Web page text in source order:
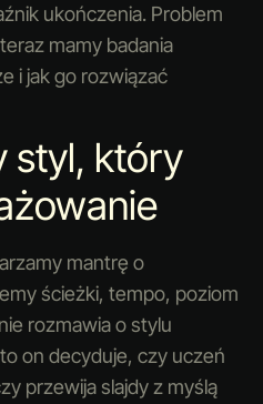
ukończenia. Problem
mamy badania
i jak go rozwiązać
styl, który
mantrę o
ścieżki, tempo, poziom
rozmawia o stylu
on decyduje, czy uczeń
przewija slajdy z myślą